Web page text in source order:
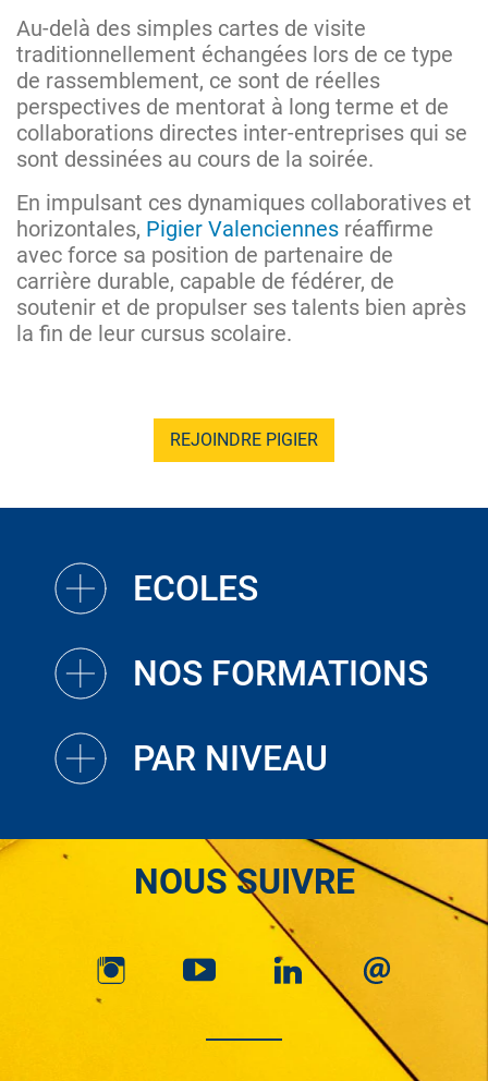
Au-delà des simples cartes de visite
traditionnellement échangées lors de ce type
de rassemblement, ce sont de réelles
perspectives de mentorat à long terme et de
collaborations directes inter-entreprises qui se
sont dessinées au cours de la soirée.
En impulsant ces dynamiques collaboratives et
horizontales, Pigier Valenciennes réaffirme
avec force sa position de partenaire de
carrière durable, capable de fédérer, de
soutenir et de propulser ses talents bien après
la fin de leur cursus scolaire.
REJOINDRE PIGIER
ECOLES
NOS FORMATIONS
PAR NIVEAU
NOUS SUIVRE